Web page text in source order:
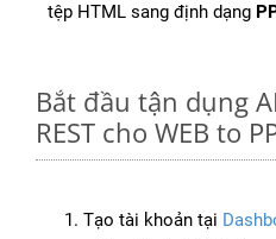
tệp HTML sang định dạng
Bắt đầu tận dụng
REST cho WEB to
Tạo tài khoản tại